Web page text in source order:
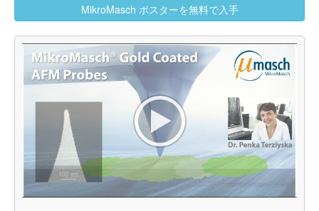
MikroMasch ポスターを無料で入手